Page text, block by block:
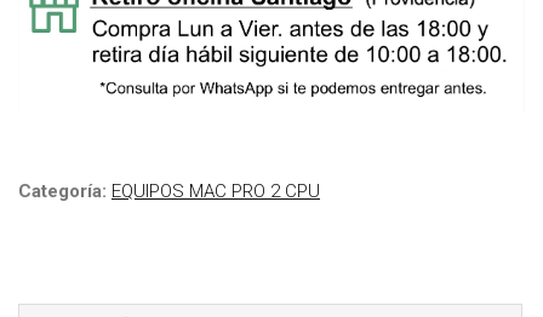
Categoría: EQUIPOS MAC PRO 2 CPU